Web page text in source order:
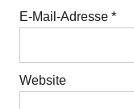
E-Mail-Adresse *
Website